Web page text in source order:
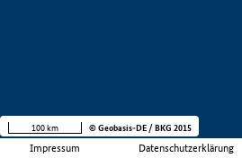
Impressum Datenschutzerklärung
100 km © Geobasis-DE / BKG 2015